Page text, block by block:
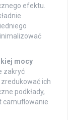
efektu.
mocy
zakryć
ich
podkłady,
camuflowanie